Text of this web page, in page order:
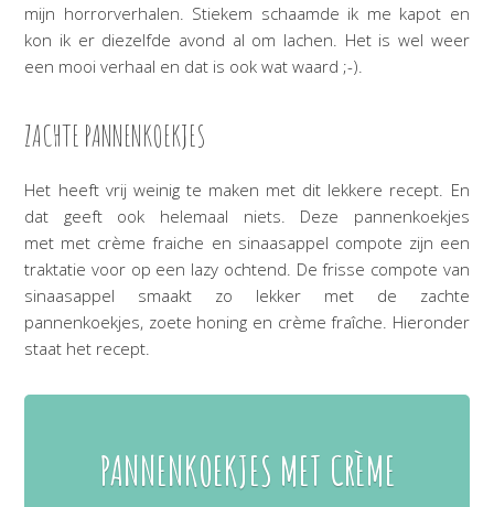
mijn horrorverhalen. Stiekem schaamde ik me kapot en
kon ik er diezelfde avond al om lachen. Het is wel weer
een mooi verhaal en dat is ook wat waard ;-).
ZACHTE PANNENKOEKJES
Het heeft vrij weinig te maken met dit lekkere recept. En
dat geeft ook helemaal niets. Deze pannenkoekjes
met met crème fraiche en sinaasappel compote zijn een
traktatie voor op een lazy ochtend. De frisse compote van
sinaasappel smaakt zo lekker met de zachte
pannenkoekjes, zoete honing en crème fraîche. Hieronder
staat het recept.
PANNENKOEKJES MET CRÈME